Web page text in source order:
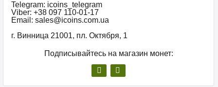
Telegram: icoins_telegram
Viber: +38 097 110-01-17
Email: sales@icoins.com.ua
г. Винница 21001, пл. Октября, 1
Подписывайтесь на магазин монет: